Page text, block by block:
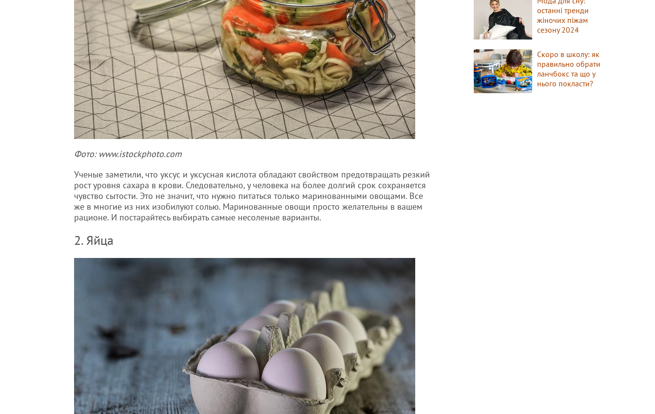
Фото: www.istockphoto.com
Ученые заметили, что уксус и уксусная кислота обладают свойством предотвращать резкий
рост уровня сахара в крови. Следовательно, у человека на более долгий срок сохраняется
чувство сытости. Это не значит, что нужно питаться только маринованными овощами. Все
же в многие из них изобилуют солью. Маринованные овощи просто желательны в вашем
рационе. И постарайтесь выбирать самые несоленые варианты.
2. Яйца
останні тренди
жіночих піжам
сезону 2024
Скоро в школу: як
правильно обрати
ланчбокс та що у
нього покласти?